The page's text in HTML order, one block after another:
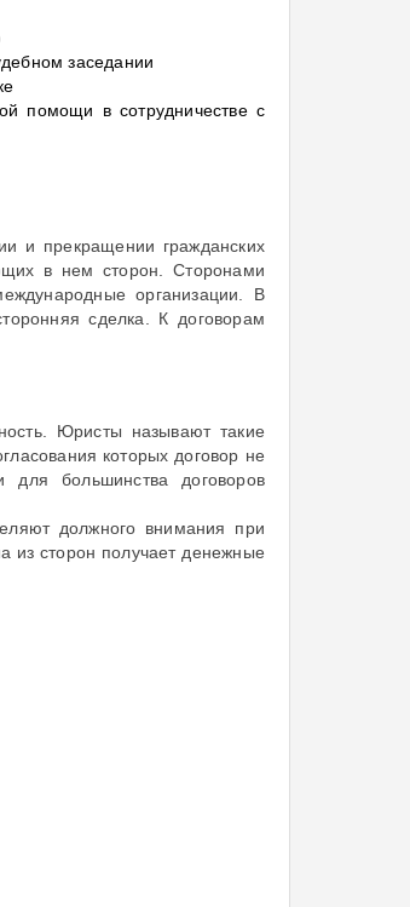
заседании
помощи в сотрудничестве с
и прекращении гражданских
в нем сторон. Сторонами
организации. В
сделка. К договорам
Юристы называют такие
которых договор не
для большинства договоров
должного внимания при
из сторон получает денежные